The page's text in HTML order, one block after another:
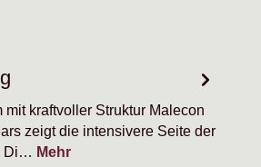
mit kraftvoller Struktur Malecon
zeigt die intensivere Seite der
Di… Mehr